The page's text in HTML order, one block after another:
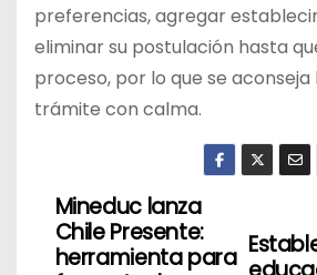
preferencias, agregar
eliminar su postulación hasta
proceso, por lo que se
trámite con calma.
NMineduc lanza
Chile Presente:
herramienta para